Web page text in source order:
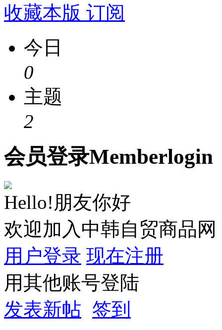
收藏本版 订阅
今日
0
主题
2
会员登录Memberlogin
Hello!朋友你好
欢迎加入中韩自贸商品网
用户登录 现在注册
用其他账号登陆
发表新帖 签到